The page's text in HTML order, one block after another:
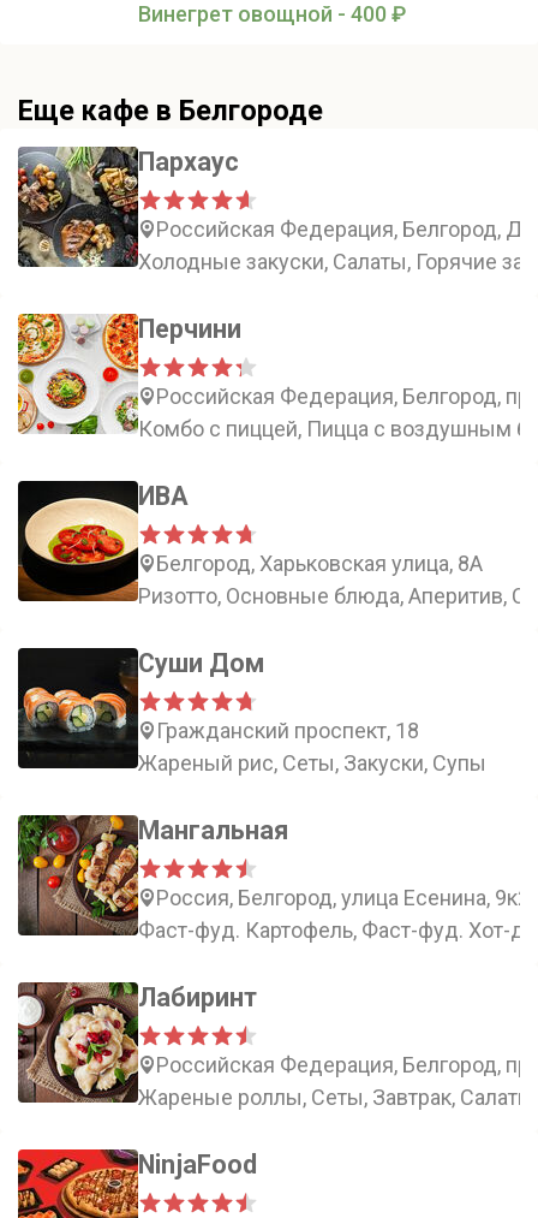
Винегрет овощной - 400 ₽
Еще кафе в Белгороде
Пархаус
Российская Федерация, Белгород,
Холодные закуски, Салаты, Горячие
Перчини
Российская Федерация, Белгород,
Комбо с пиццей, Пицца с воздушным
ИВА
Белгород, Харьковская улица, 8А
Ризотто, Основные блюда, Аперитив,
Суши Дом
Гражданский проспект, 18
Жареный рис, Сеты, Закуски, Супы
Мангальная
Россия, Белгород, улица Есенина, 9к2
Фаст-фуд. Картофель, Фаст-фуд. Хот-
Лабиринт
Российская Федерация, Белгород,
Жареные роллы, Сеты, Завтрак, Салаты
NinjaFood